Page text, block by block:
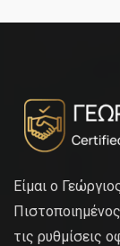
Είμαι ο
τις ρυθμίσεις